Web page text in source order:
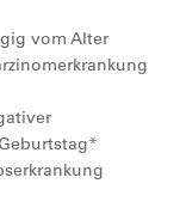
vom Alter